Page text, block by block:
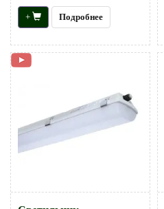
+ Подробнее